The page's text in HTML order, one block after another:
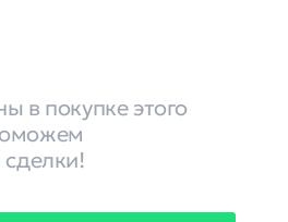
в покупке этого
сделки!